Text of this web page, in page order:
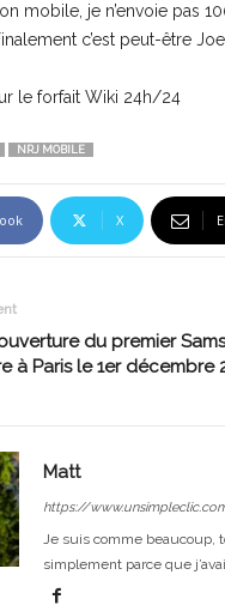
mobile, je n’envoie pas
c’est peut-être
le forfait Wiki 24h/24
NRJ MOBILE
X
du premier
à Paris le 1er décembre
Matt
https://
Je suis comme beaucoup,
simplement parce que